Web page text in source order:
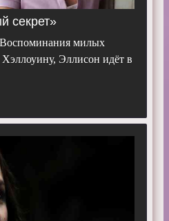
секрет»
Воспоминания милых
Эллисон идёт в